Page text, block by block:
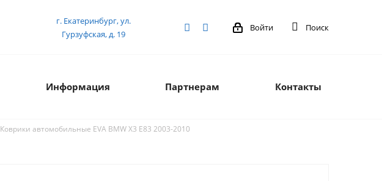
г. Екатеринбург, ул.
Гурзуфская, д. 19
Войти Поиск
Информация Партнерам Контакты
Коврики автомобильные EVA BMW X3 Е83 2003-2010